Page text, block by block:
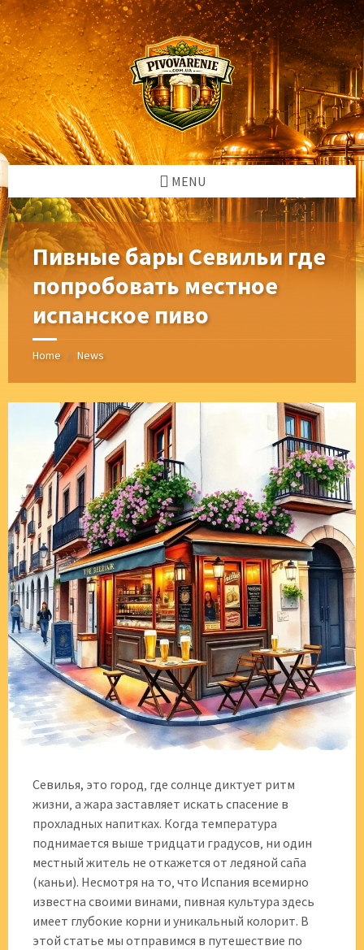
Skip
to
content
Skip
to
left
sidebar
Skip
to
right
sidebar
Skip
to
footer
MENU
Пивные бары Севильи где
попробовать местное
испанское пиво
Home / News
Севилья, это город‚ где солнце диктует ритм
жизни‚ а жара заставляет искать спасение в
прохладных напитках. Когда температура
поднимается выше тридцати градусов‚ ни один
местный житель не откажется от ледяной caña
(каньи). Несмотря на то‚ что Испания всемирно
известна своими винами‚ пивная культура здесь
имеет глубокие корни и уникальный колорит. В
этой статье мы отправимся в путешествие по